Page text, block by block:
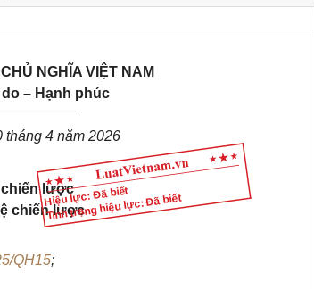
Hiệu lực: Đã biết
Tình trạng hiệu lực: Đã biết
NGHĨA VIỆT NAM
– Hạnh phúc
tháng 4 năm 2026
chiến lược
chiến lược
QH15;